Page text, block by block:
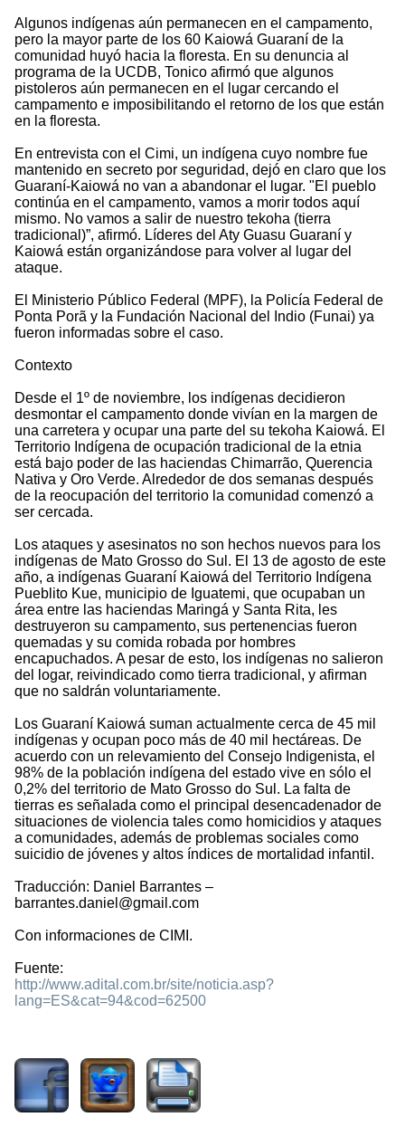
Algunos indígenas aún permanecen en el campamento,
pero la mayor parte de los 60 Kaiowá Guaraní de la
comunidad huyó hacia la floresta. En su denuncia al
programa de la UCDB, Tonico afirmó que algunos
pistoleros aún permanecen en el lugar cercando el
campamento e imposibilitando el retorno de los que están
en la floresta.
En entrevista con el Cimi, un indígena cuyo nombre fue
mantenido en secreto por seguridad, dejó en claro que los
Guaraní-Kaiowá no van a abandonar el lugar. "El pueblo
continúa en el campamento, vamos a morir todos aquí
mismo. No vamos a salir de nuestro tekoha (tierra
tradicional)”, afirmó. Líderes del Aty Guasu Guaraní y
Kaiowá están organizándose para volver al lugar del
ataque.
El Ministerio Público Federal (MPF), la Policía Federal de
Ponta Porã y la Fundación Nacional del Indio (Funai) ya
fueron informadas sobre el caso.
Contexto
Desde el 1º de noviembre, los indígenas decidieron
desmontar el campamento donde vivían en la margen de
una carretera y ocupar una parte del su tekoha Kaiowá. El
Territorio Indígena de ocupación tradicional de la etnia
está bajo poder de las haciendas Chimarrão, Querencia
Nativa y Oro Verde. Alrededor de dos semanas después
de la reocupación del territorio la comunidad comenzó a
ser cercada.
Los ataques y asesinatos no son hechos nuevos para los
indígenas de Mato Grosso do Sul. El 13 de agosto de este
año, a indígenas Guaraní Kaiowá del Territorio Indígena
Pueblito Kue, municipio de Iguatemi, que ocupaban un
área entre las haciendas Maringá y Santa Rita, les
destruyeron su campamento, sus pertenencias fueron
quemadas y su comida robada por hombres
encapuchados. A pesar de esto, los indígenas no salieron
del logar, reivindicado como tierra tradicional, y afirman
que no saldrán voluntariamente.
Los Guaraní Kaiowá suman actualmente cerca de 45 mil
indígenas y ocupan poco más de 40 mil hectáreas. De
acuerdo con un relevamiento del Consejo Indigenista, el
98% de la población indígena del estado vive en sólo el
0,2% del territorio de Mato Grosso do Sul. La falta de
tierras es señalada como el principal desencadenador de
situaciones de violencia tales como homicidios y ataques
a comunidades, además de problemas sociales como
suicidio de jóvenes y altos índices de mortalidad infantil.
Traducción: Daniel Barrantes –
barrantes.daniel@gmail.com
Con informaciones de CIMI.
Fuente:
http://www.adital.com.br/site/noticia.asp?
lang=ES&cat=94&cod=62500